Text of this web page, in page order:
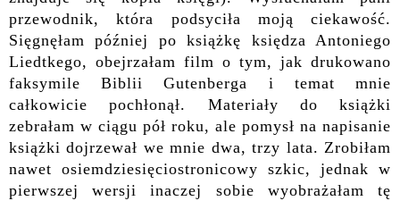
przewodnik, która podsyciła moją ciekawość.
Sięgnęłam później po książkę księdza Antoniego
Liedtkego, obejrzałam film o tym, jak drukowano
faksymile Biblii Gutenberga i temat mnie
całkowicie pochłonął. Materiały do książki
zebrałam w ciągu pół roku, ale pomysł na napisanie
książki dojrzewał we mnie dwa, trzy lata. Zrobiłam
nawet osiemdziesięciostronicowy szkic, jednak w
pierwszej wersji inaczej sobie wyobrażałam tę